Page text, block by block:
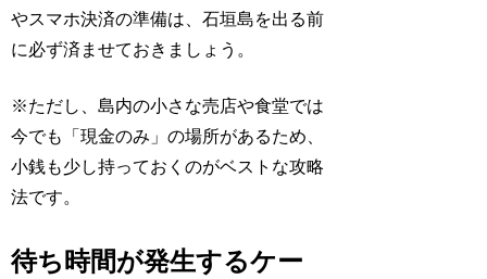
やスマホ決済の準備は、石垣島を出る前
に必ず済ませておきましょう。
※ただし、島内の小さな売店や食堂では
今でも「現金のみ」の場所があるため、
小銭も少し持っておくのがベストな攻略
法です。
待ち時間が発生するケー